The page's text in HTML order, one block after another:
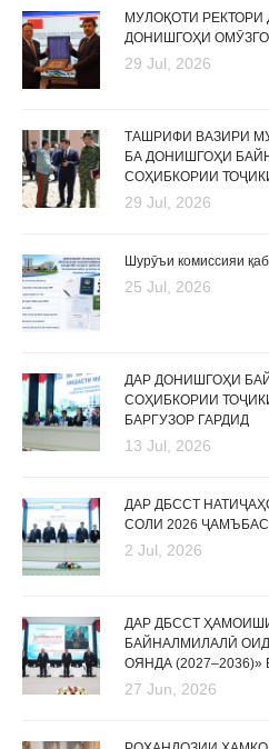
МУЛОҚОТИ
ДОНИШГОҲИ
29 Jul, 2026
ТАШРИФИ ВАЗИРИ
БА ДОНИШГОҲИ
СОҲИБКОРИИ
29 Jul, 2026
Шурӯъи комиссияи
25 Jul, 2026
ДАР ДОНИШГОҲИ
СОҲИБКОРИИ
БАРГУЗОР ГАРДИД
13 Jul, 2026
ДАР ДБССТ
СОЛИ 2026
2 Jul, 2026
ДАР ДБССТ
БАЙНАЛМИЛАЛӢ
ОЯНДА (2027–2036)»
27 Jun, 2026